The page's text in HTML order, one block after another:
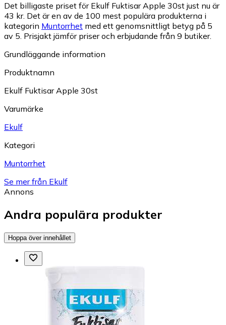
Det billigaste priset för Ekulf Fuktisar Apple 30st just nu är
43 kr. Det är en av de 100 mest populära produkterna i
kategorin Muntorrhet med ett genomsnittligt betyg på 5
av 5. Prisjakt jämför priser och erbjudande från 9 butiker.
Grundläggande information
Produktnamn
Ekulf Fuktisar Apple 30st
Varumärke
Ekulf
Kategori
Muntorrhet
Se mer från Ekulf
Annons
Andra populära produkter
Hoppa över innehållet